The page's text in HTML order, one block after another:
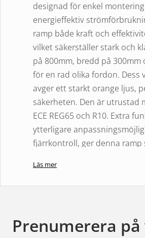
designad för enkel
energieffektiv
ramp både kraft och
vilket säkerställer stark och
på 800mm, bredd på
för en rad olika fordon. Dess
avger ett starkt orange ljus,
säkerheten. Den är utrustad
ECE REG65 och R10. Extra
ytterligare
fjärrkontroll, ger denna
förhållanden och leverera
Läs mer
Prenumerera